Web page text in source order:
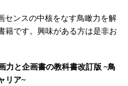
センスの中核をなす鳥瞰力を解
籍です。興味がある方は是非お
力と企画書の教科書改訂版 ~鳥
リア~